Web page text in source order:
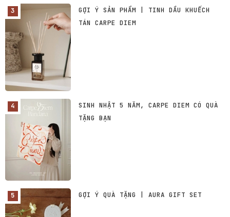
GỢI Ý SẢN PHẨM | TINH DẦU KHUẾCH
TÁN CARPE DIEM
SINH NHẬT 5 NĂM, CARPE DIEM CÓ QUÀ
TẶNG BẠN
GỢI Ý QUÀ TẶNG | AURA GIFT SET